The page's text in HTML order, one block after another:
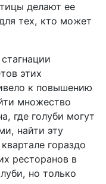
делают ее
тех, кто может
этих
к повышению
множество
где голуби могут
найти эту
гораздо
ресторанов в
но только